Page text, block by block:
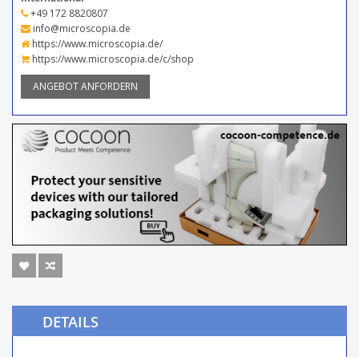
+49 172 8820807
info@microscopia.de
https://www.microscopia.de/
https://www.microscopia.de/c/shop
ANGEBOT ANFORDERN
DETAILS